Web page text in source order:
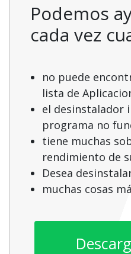
Podemos
cada vez
no puede
lista de
el desinstalador
programa no
tiene muchas
rendimiento de
Desea
muchas cosas